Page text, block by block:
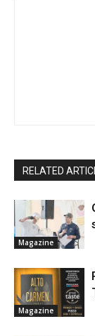
RELATED
Magazine
Magazine